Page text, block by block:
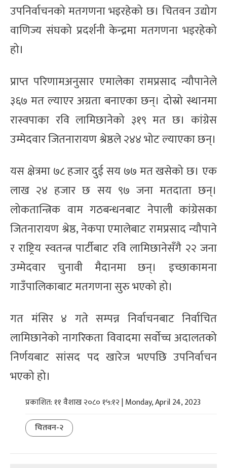
उपनिर्वाचनको मतगणना भइरहेको छ। चितवन उद्योग
वाणिज्य संघको प्रदर्शनी केन्द्रमा मतगणना भइरहेको
हो।
प्राप्त परिणामअनुसार एमालेका रामप्रसाद न्यौपानेले
३६७ मत ल्याएर अग्रता बनाएका छन्। दोस्रो स्थानमा
रास्वपाका रवि लामिछानेको ३१९ मत छ। कांग्रेस
उम्मेदवार जितनारायण श्रेष्ठले २४४ भोट ल्याएका छन्।
यस क्षेत्रमा ७८ हजार दुई सय ७७ मत खसेको छ। एक
लाख २४ हजार छ सय ९७ जना मतदाता छन्।
लोकतान्त्रिक वाम गठबन्धनबाट नेपाली कांग्रेसका
जितनारायण श्रेष्ठ, नेकपा एमालेबाट रामप्रसाद न्यौपाने
र राष्ट्रिय स्वतन्त्र पार्टीबाट रवि लामिछानेसँगै २२ जना
उम्मेदवार चुनावी मैदानमा छन्। इच्छाकामना
गाउँपालिकाबाट मतगणना सुरु भएको हो।
गत मंसिर ४ गते सम्पन्न निर्वाचनबाट निर्वाचित
लामिछानेको नागरिकता विवादमा सर्वाेच्च अदालतको
निर्णयबाट सांसद पद खारेज भएपछि उपनिर्वाचन
भएको हो।
प्रकाशित: ११ वैशाख २०८० १५:१२ | Monday, April 24, 2023
चितवन-२